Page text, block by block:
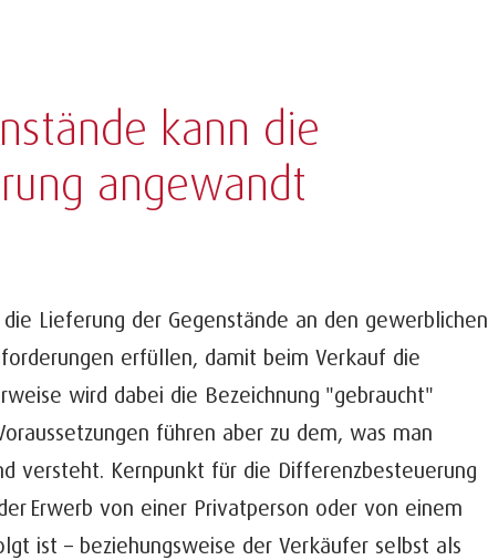
kann die
angewandt
die Lieferung der Gegenstände an den gewerblichen
erfüllen, damit beim Verkauf die
wird dabei die Bezeichnung "gebraucht"
führen aber zu dem, was man
versteht. Kernpunkt für die Differenzbesteuerung
Erwerb von einer Privatperson oder von einem
ist – beziehungsweise der Verkäufer selbst als